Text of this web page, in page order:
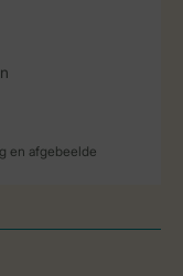
en afgebeelde